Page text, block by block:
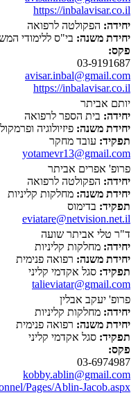
https://inbalavisar.co.il
יחידה: הפקולטה לרפואה
יחידת משנה: בי"ס ללימודי
פקס:
03-9191687
avisar.inbal@gmail.com
https://inbalavisar.co.il
יותם אביתר
יחידה: בית הספר לרפואה
יחידת משנה: פיזיולוגיה
תפקיד: עובד מחקר
yotamevr13@gmail.com
פרופ' אפרים אביתר
יחידה: הפקולטה לרפואה
יחידת משנה: מחלקות קליניות
תפקיד: בדימוס
eviatare@netvision.net.il
ד"ר טלי אביתר שועה
יחידה: מחלקות קליניות
יחידת משנה: רפואה פנימית
תפקיד: סגל אקדמי קליני
talieviatar@gmail.com
פרופ' יעקב אבלין
יחידה: מחלקות קליניות
יחידת משנה: רפואה פנימית
תפקיד: סגל אקדמי קליני
פקס:
03-6974987
kobby.ablin@gmail.com
Pages/Ablin-Jacob.aspx